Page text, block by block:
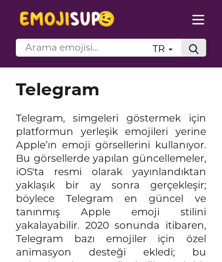
TR
Telegram
Telegram, simgeleri göstermek için
platformun yerleşik emojileri yerine
Apple’ın emoji görsellerini kullanıyor.
Bu görsellerde yapılan güncellemeler,
iOS'ta resmi olarak yayınlandıktan
yaklaşık bir ay sonra gerçekleşir;
böylece Telegram en güncel ve
tanınmış Apple emoji stilini
yakalayabilir. 2020 sonunda itibaren,
Telegram bazı emojiler için özel
animasyon desteği ekledi; bu